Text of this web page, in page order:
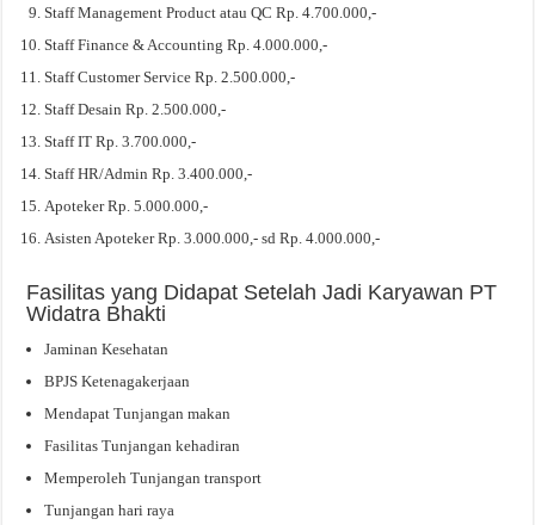
Staff Management Product atau QC Rp. 4.700.000,-
Staff Finance & Accounting Rp. 4.000.000,-
Staff Customer Service Rp. 2.500.000,-
Staff Desain Rp. 2.500.000,-
Staff IT Rp. 3.700.000,-
Staff HR/Admin Rp. 3.400.000,-
Apoteker Rp. 5.000.000,-
Asisten Apoteker Rp. 3.000.000,- sd Rp. 4.000.000,-
Fasilitas yang Didapat Setelah Jadi Karyawan PT
Widatra Bhakti
Jaminan Kesehatan
BPJS Ketenagakerjaan
Mendapat Tunjangan makan
Fasilitas Tunjangan kehadiran
Memperoleh Tunjangan transport
Tunjangan hari raya